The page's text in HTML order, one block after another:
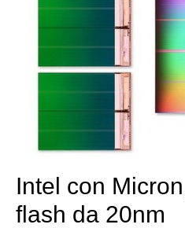
Intel con
flash da 20nm